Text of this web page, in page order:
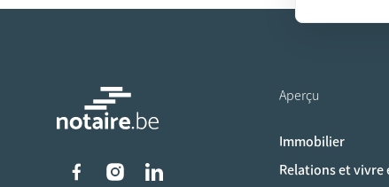
Liens vers les réseaux
Aperçu
Immobilier
Relations et vivre